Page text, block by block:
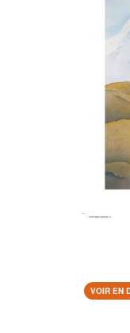
VOIR EN